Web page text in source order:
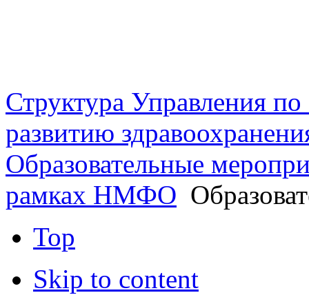
Структура Управления
развитию
Образовательные
рамках НМФО
Top
Skip to content